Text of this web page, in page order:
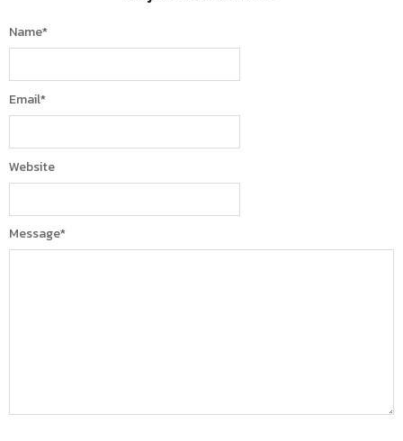
Message*
Name*
Email*
Website